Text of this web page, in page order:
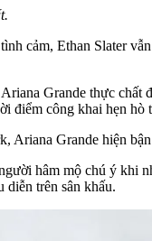
cảm, Ethan Slater
Grande thực
điểm công khai hẹn
Ariana Grande hiện
hâm mộ chú ý khi
diễn trên sân khấu.